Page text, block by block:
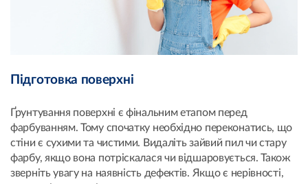
Підготовка поверхні
Ґрунтування поверхні є фінальним етапом перед
фарбуванням. Тому спочатку необхідно переконатись, що
стіни є сухими та чистими. Видаліть зайвий пил чи стару
фарбу, якщо вона потріскалася чи відшаровується. Також
зверніть увагу на наявність дефектів. Якщо є нерівності,